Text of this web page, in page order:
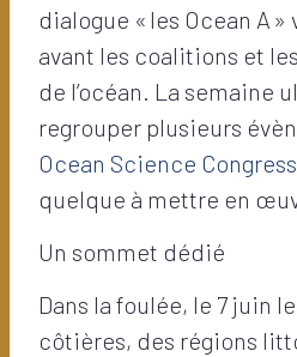
dialogue « les Ocean A
avant les coalitions et
de l’océan. La semaine
regrouper plusieurs
Ocean Science Congress
quelque à mettre en
Un sommet dédié
Dans la foulée, le 7 juin
côtières, des régions